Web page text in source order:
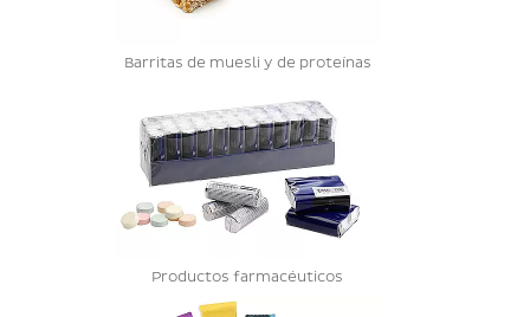
Barritas de muesli y de proteínas
Productos farmacéuticos